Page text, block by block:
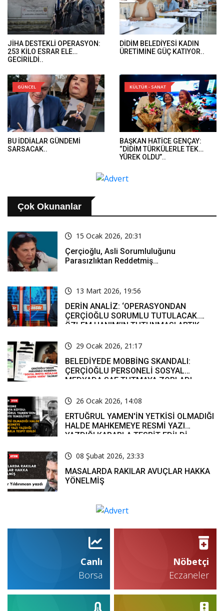
JİHA DESTEKLİ OPERASYON:
253 KİLO ESRAR ELE
GEÇİRİLDİ..
DİDİM BELEDİYESİ KADIN
ÜRETİMİNE GÜÇ KATIYOR..
GÜNCEL
BU İDDİALAR GÜNDEMİ
SARSACAK..
KÜLTÜR - SANAT
BAŞKAN HATİCE GENÇAY:
“DİDİM TÜRKÜLERLE TEK
YÜREK OLDU”..
Çok Okunanlar
15 Ocak 2026, 20:31
Çerçioğlu, Asli Sorumluluğunu
Parasızlıktan Reddetmiş…
13 Mart 2026, 19:56
DERİN ANALİZ: ‘OPERASYONDAN
ÇERÇİOĞLU SORUMLU TUTULACAK.
ÖZLEM HANIM’IN TUTUNMASI ARTIK
29 Ocak 2026, 21:17
BELEDİYEDE MOBBİNG SKANDALI:
ÇERÇİOĞLU PERSONELİ SOSYAL
MEDYADA SAF TUTMAYA ZORLADI
26 Ocak 2026, 14:08
ERTUĞRUL YAMEN'İN YETKİSİ OLMADIĞI
HALDE MAHKEMEYE RESMİ YAZI
YAZDIĞI KARARLA TESPİT EDİLDİ
08 Şubat 2026, 23:33
MASALARDA RAKILAR AVUÇLAR HAKKA
YÖNELMİŞ
Canlı
Borsa
Nöbetçi
Eczaneler